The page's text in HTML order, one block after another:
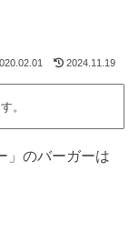
2024.11.19
。
」のバーガーは